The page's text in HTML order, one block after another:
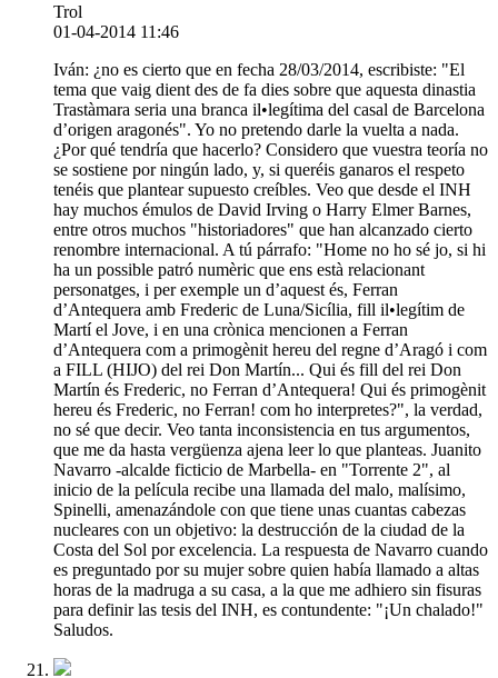
Trol
01-04-2014 11:46
Iván: ¿no es cierto que en fecha 28/03/2014, escribiste: "El
tema que vaig dient des de fa dies sobre que aquesta dinastia
Trastàmara seria una branca il•legítima del casal de Barcelona
d’origen aragonés". Yo no pretendo darle la vuelta a nada.
¿Por qué tendría que hacerlo? Considero que vuestra teoría no
se sostiene por ningún lado, y, si queréis ganaros el respeto
tenéis que plantear supuesto creíbles. Veo que desde el INH
hay muchos émulos de David Irving o Harry Elmer Barnes,
entre otros muchos "historiadores" que han alcanzado cierto
renombre internacional. A tú párrafo: "Home no ho sé jo, si hi
ha un possible patró numèric que ens està relacionant
personatges, i per exemple un d’aquest és, Ferran
d’Antequera amb Frederic de Luna/Sicília, fill il•legítim de
Martí el Jove, i en una crònica mencionen a Ferran
d’Antequera com a primogènit hereu del regne d’Aragó i com
a FILL (HIJO) del rei Don Martín... Qui és fill del rei Don
Martín és Frederic, no Ferran d’Antequera! Qui és primogènit
hereu és Frederic, no Ferran! com ho interpretes?", la verdad,
no sé que decir. Veo tanta inconsistencia en tus argumentos,
que me da hasta vergüenza ajena leer lo que planteas. Juanito
Navarro -alcalde ficticio de Marbella- en "Torrente 2", al
inicio de la película recibe una llamada del malo, malísimo,
Spinelli, amenazándole con que tiene unas cuantas cabezas
nucleares con un objetivo: la destrucción de la ciudad de la
Costa del Sol por excelencia. La respuesta de Navarro cuando
es preguntado por su mujer sobre quien había llamado a altas
horas de la madruga a su casa, a la que me adhiero sin fisuras
para definir las tesis del INH, es contundente: "¡Un chalado!"
Saludos.